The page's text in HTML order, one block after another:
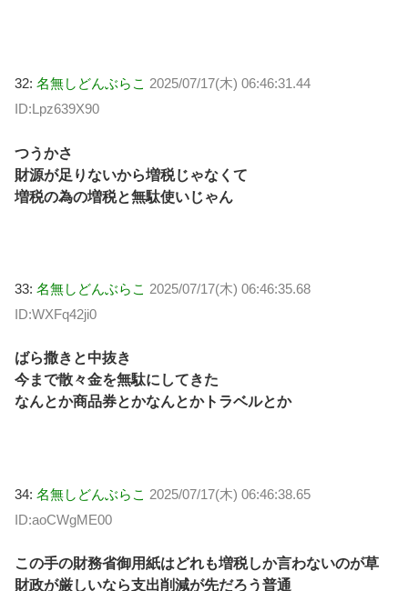
32: 名無しどんぶらこ 2025/07/17(木) 06:46:31.44
ID:Lpz639X90
つうかさ
財源が足りないから増税じゃなくて
増税の為の増税と無駄使いじゃん
33: 名無しどんぶらこ 2025/07/17(木) 06:46:35.68
ID:WXFq42ji0
ばら撒きと中抜き
今まで散々金を無駄にしてきた
なんとか商品券とかなんとかトラベルとか
34: 名無しどんぶらこ 2025/07/17(木) 06:46:38.65
ID:aoCWgME00
この手の財務省御用紙はどれも増税しか言わないのが草
財政が厳しいなら支出削減が先だろう普通